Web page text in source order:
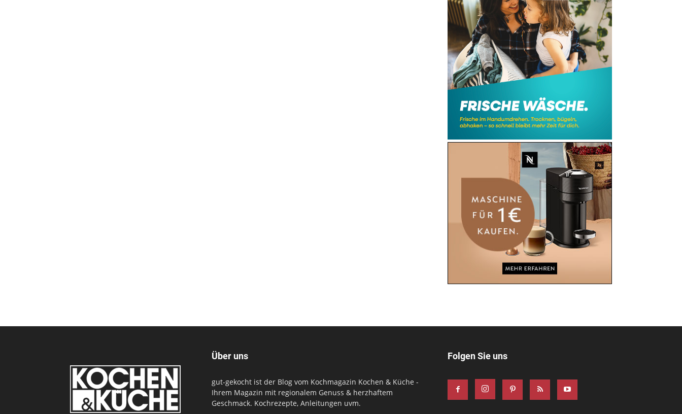
Über uns
gut-gekocht ist der Blog vom Kochmagazin Kochen & Küche -
Ihrem Magazin mit regionalem Genuss & herzhaftem
Geschmack. Kochrezepte, Anleitungen uvm.
Folgen Sie uns